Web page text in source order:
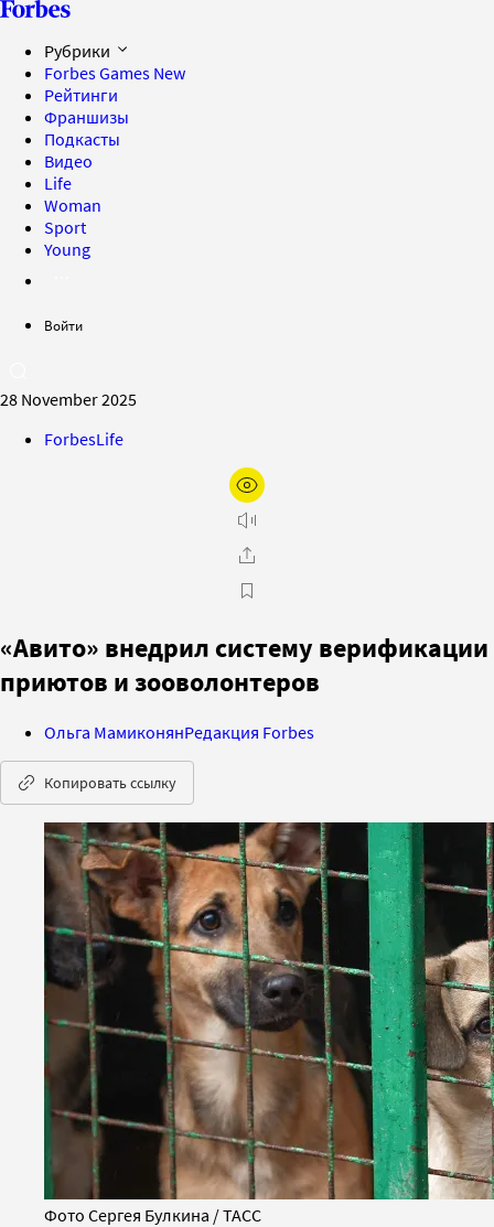
Рубрики
Forbes Games New
Рейтинги
Франшизы
Подкасты
Видео
Life
Woman
Sport
Young
Войти
28 November 2025
ForbesLife
«Авито» внедрил систему верификации
приютов и зооволонтеров
Ольга МамиконянРедакция Forbes
Копировать ссылку
Фото Сергея Булкина / ТАСС